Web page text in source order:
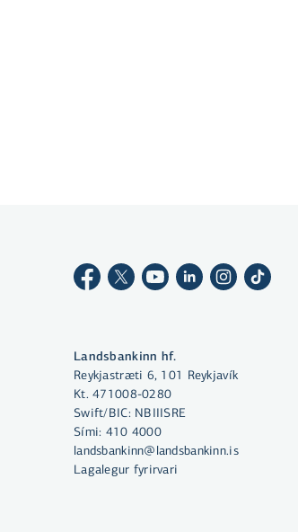
til þess að auka virkni vefsins,
greina vefnotkun og aðstoða við
Velja vefkökur
Leyfa allar
Landsbankinn hf.
Reykjastræti 6, 101 Reykjavík
Kt. 471008-0280
Swift/BIC: NBIIISRE
Sími: 410 4000
landsbankinn@landsbankinn.is
Lagalegur fyrirvari